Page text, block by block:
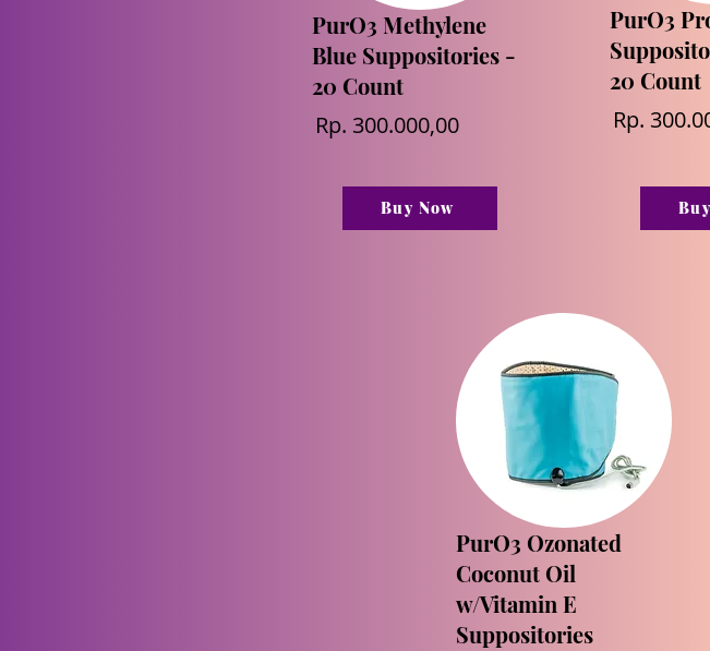
PurO3 Methylene
Blue Suppositories -
20 Count
Rp. 300.000,00
Buy Now
PurO3
20 Count
Rp.
PurO3 Ozonated
Coconut Oil
w/Vitamin E
Suppositories